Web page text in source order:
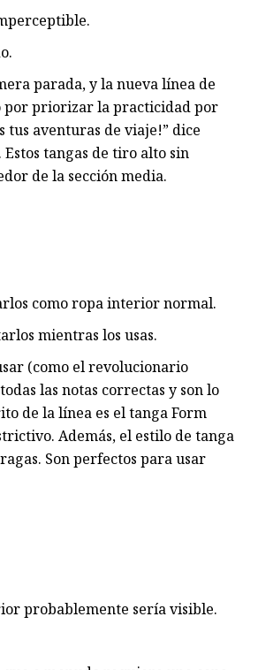
parada, y la nueva línea de
por priorizar la practicidad por
tus aventuras de viaje!” dice
tangas de tiro alto sin
de la sección media.
como ropa interior normal.
mientras los usas.
(como el revolucionario
las notas correctas y son lo
de la línea es el tanga Form
Además, el estilo de tanga
Son perfectos para usar
probablemente sería visible.